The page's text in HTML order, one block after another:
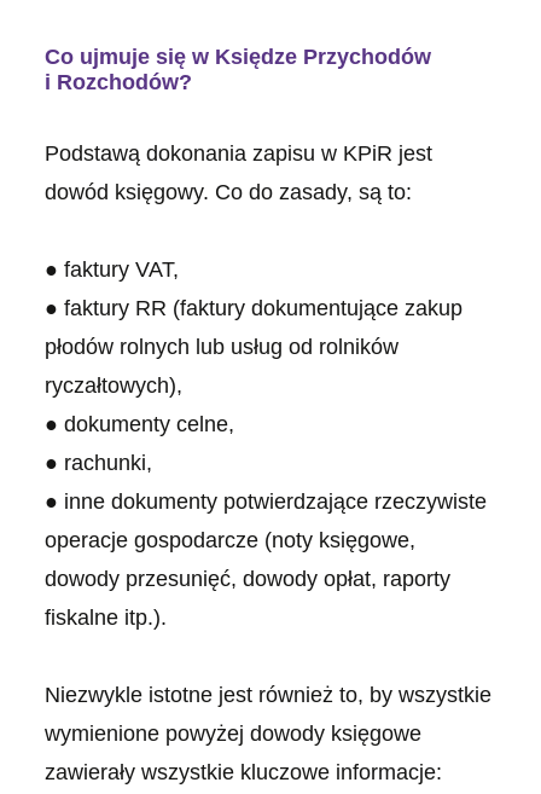
Co ujmuje się w Księdze Przychodów
i Rozchodów?
Podstawą dokonania zapisu w KPiR jest
dowód księgowy. Co do zasady, są to:
● faktury VAT,
● faktury RR (faktury dokumentujące zakup
płodów rolnych lub usług od rolników
ryczałtowych),
● dokumenty celne,
● rachunki,
● inne dokumenty potwierdzające rzeczywiste
operacje gospodarcze (noty księgowe,
dowody przesunięć, dowody opłat, raporty
fiskalne itp.).
Niezwykle istotne jest również to, by wszystkie
wymienione powyżej dowody księgowe
zawierały wszystkie kluczowe informacje: